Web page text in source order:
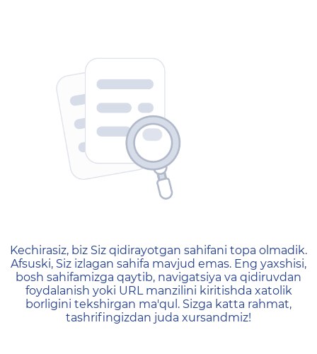
404 — Страница не
Kechirasiz, biz Siz qidirayotgan sahifani topa olmadik.
Afsuski, Siz izlagan sahifa mavjud emas. Eng yaxshisi,
bosh sahifamizga qaytib, navigatsiya va qidiruvdan
foydalanish yoki URL manzilini kiritishda xatolik
borligini tekshirgan ma'qul. Sizga katta rahmat,
tashrifingizdan juda xursandmiz!